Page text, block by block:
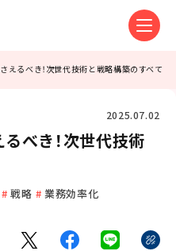
えるべき！次世代技術と戦略構築のすべて
2025.07.02
べき！次世代技術
戦略 業務効率化